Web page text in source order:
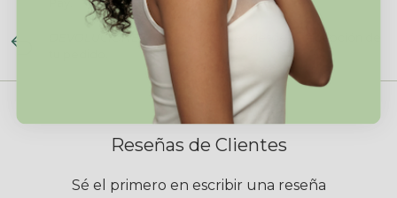
DEVOLUCIONES.
30 días naturales desde la recepción de
Reseñas de Clientes
Sé el primero en escribir una reseña